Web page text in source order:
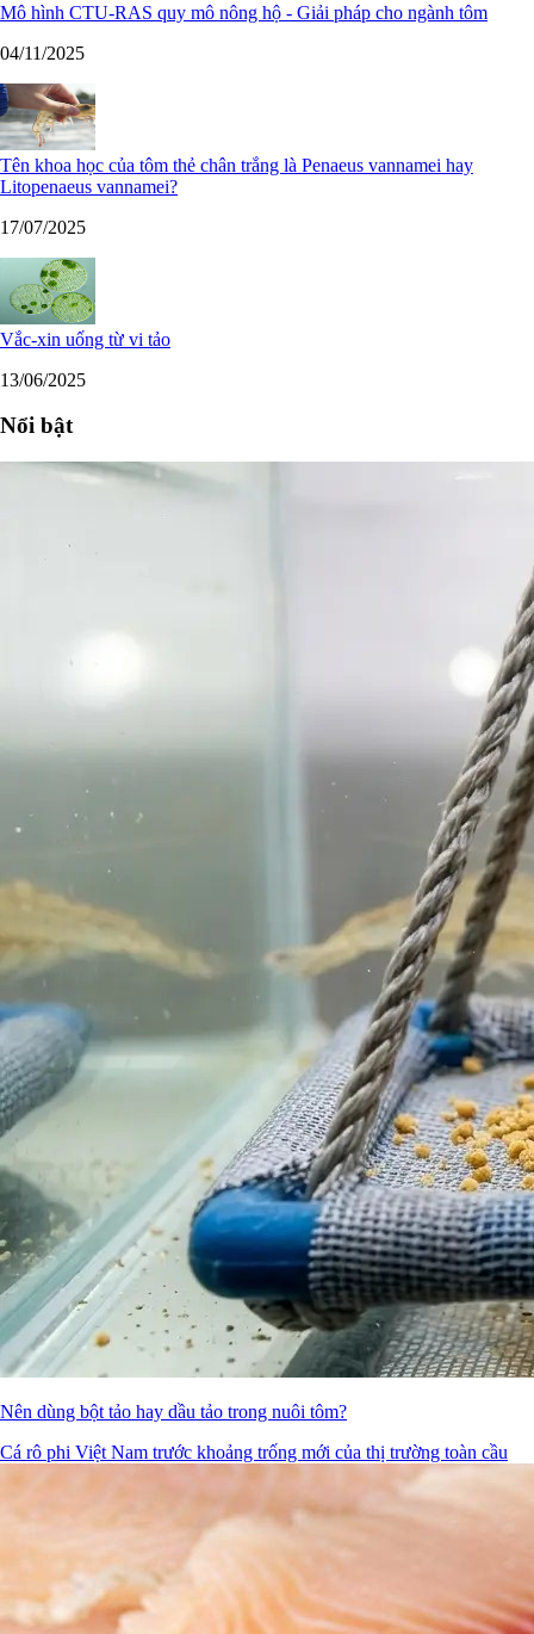
Mô hình CTU-RAS quy mô nông hộ - Giải pháp cho ngành tôm
04/11/2025
Tên khoa học của tôm thẻ chân trắng là Penaeus vannamei hay
Litopenaeus vannamei?
17/07/2025
Vắc-xin uống từ vi tảo
13/06/2025
Nổi bật
Nên dùng bột tảo hay dầu tảo trong nuôi tôm?
Cá rô phi Việt Nam trước khoảng trống mới của thị trường toàn cầu